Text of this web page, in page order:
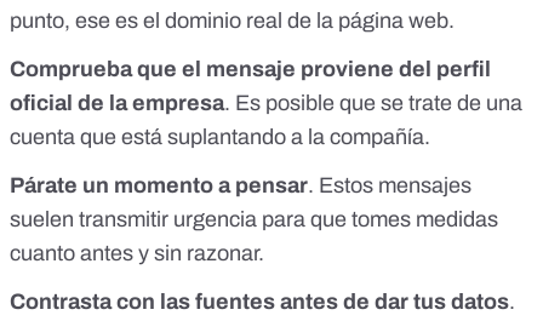
punto, ese es el dominio real de la página web.
Comprueba que el mensaje proviene del perfil
oficial de la empresa. Es posible que se trate de una
cuenta que está suplantando a la compañía.
Párate un momento a pensar. Estos mensajes
suelen transmitir urgencia para que tomes medidas
cuanto antes y sin razonar.
Contrasta con las fuentes antes de dar tus datos.